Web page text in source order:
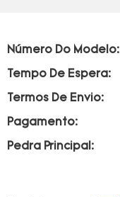
Número Do Modelo:
Tempo De Espera:
Termos De Envio:
Pagamento:
Pedra Principal: